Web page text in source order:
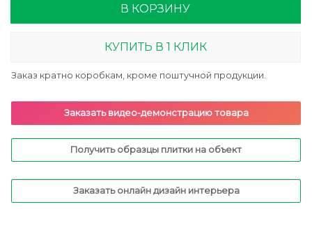
В КОРЗИНУ
КУПИТЬ В 1 КЛИК
Заказ кратно коробкам, кроме поштучной продукции.
Заказать видео-демонстрацию товара
Получить образцы плитки на объект
Заказать онлайн дизайн интерьера